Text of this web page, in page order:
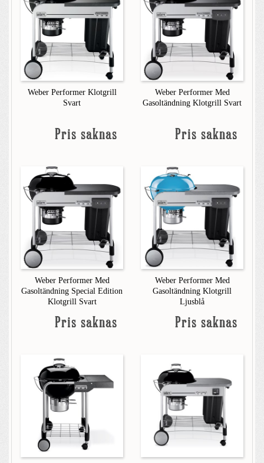
Weber Performer Klotgrill
Svart
Pris saknas
Weber Performer Med
Gasoltändning Klotgrill Svart
Pris saknas
Weber Performer Med
Gasoltändning Special Edition
Klotgrill Svart
Pris saknas
Weber Performer Med
Gasoltändning Klotgrill
Ljusblå
Pris saknas